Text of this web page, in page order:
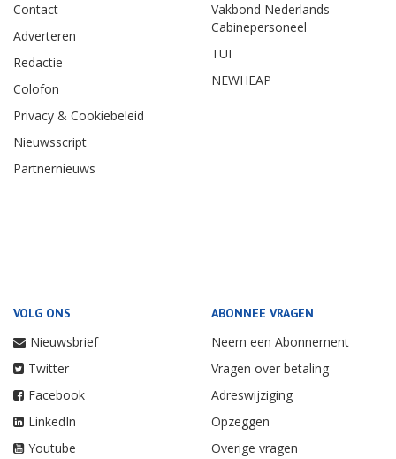
Contact
Adverteren
Redactie
Colofon
Privacy & Cookiebeleid
Nieuwsscript
Partnernieuws
Vakbond Nederlands
Cabinepersoneel
TUI
NEWHEAP
VOLG ONS
Nieuwsbrief
Twitter
Facebook
LinkedIn
Youtube
ABONNEE VRAGEN
Neem een Abonnement
Vragen over betaling
Adreswijziging
Opzeggen
Overige vragen